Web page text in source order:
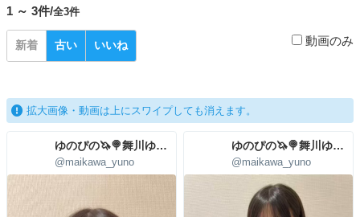
1 ～ 3件/全3件
新着 古い いいね 動画のみ
拡大画像・動画は上にスワイプしても消えます。
ゆのぴの🦄🍭舞川ゆの🩷4/29(水)㊗5周年LIVE
@maikawa_yuno
ゆのぴの🦄🍭舞川ゆの🩷4/29(水)㊗5周年LIVE
@maikawa_yuno